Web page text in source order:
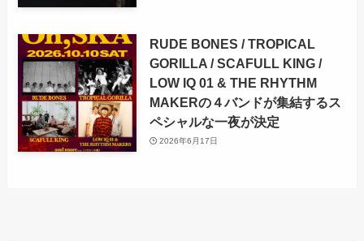
RUDE BONES / TROPICAL
GORILLA / SCAFULL KING /
LOW IQ 01 & THE RHYTHM
MAKERの４バンドが集結するス
ペシャルな一夜が決定
2026年6月17日